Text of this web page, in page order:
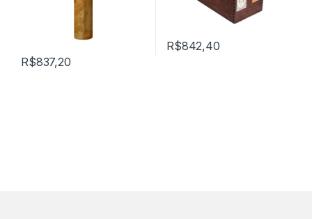
R$837,20
R$842,40